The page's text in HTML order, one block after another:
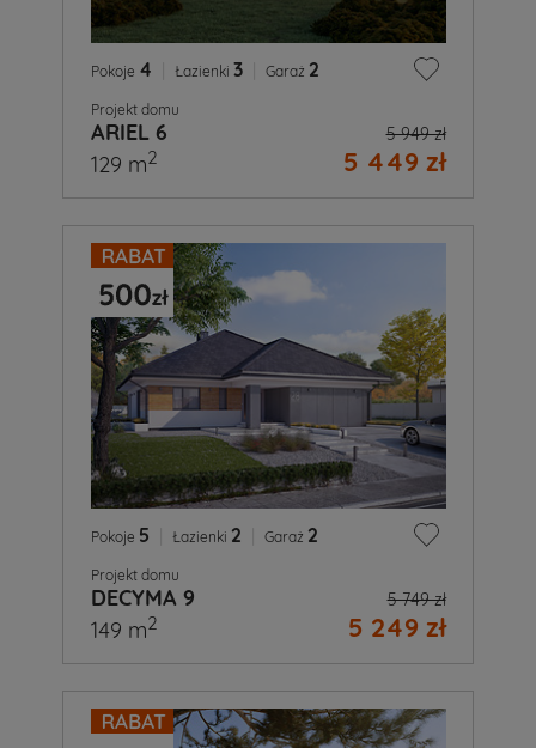
Pokoje 4 Łazienki 3 Garaż 2
Projekt domu
ARIEL 6 5 949 zł
5 449 zł
129 m2
Pokoje 5 Łazienki 2 Garaż 2
Projekt domu
DECYMA 9 5 749 zł
5 249 zł
149 m2